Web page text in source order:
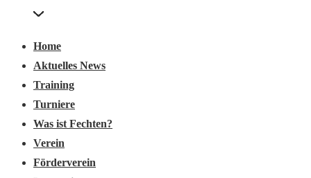
Main
Navigation
Home
Aktuelles News
Training
Turniere
Was ist Fechten?
Verein
Förderverein